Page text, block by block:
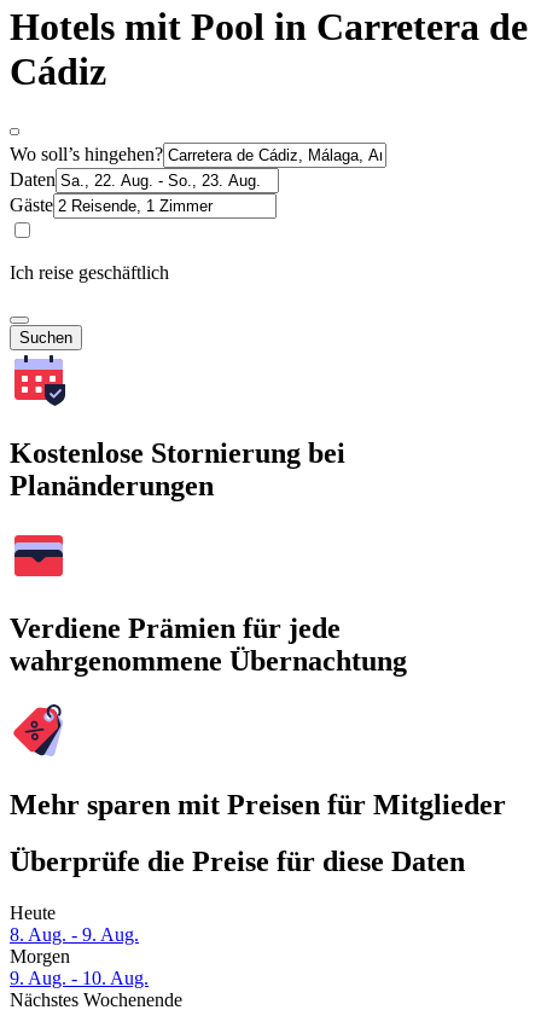
Hotels mit Pool in Carretera de
Cádiz
Wo soll’s hingehen?
Daten
Gäste
Ich reise geschäftlich
Suchen
Kostenlose Stornierung bei
Planänderungen
Verdiene Prämien für jede
wahrgenommene Übernachtung
Mehr sparen mit Preisen für Mitglieder
Überprüfe die Preise für diese Daten
Heute
8. Aug. - 9. Aug.
Morgen
9. Aug. - 10. Aug.
Nächstes Wochenende